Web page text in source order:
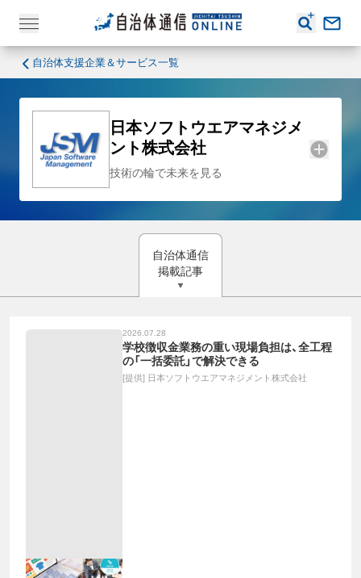
自治体支援企業＆サービス一覧
日本ソフトウエアマネジメ
ント株式会社
技術の輪で未来を見る
自治体通信
掲載記事
2026.07.28
学校徴収金業務の重い現場負担は、全工程
の「一括委託」で解決できる
[提供] 日本ソフトウエアマネジメント株式会社